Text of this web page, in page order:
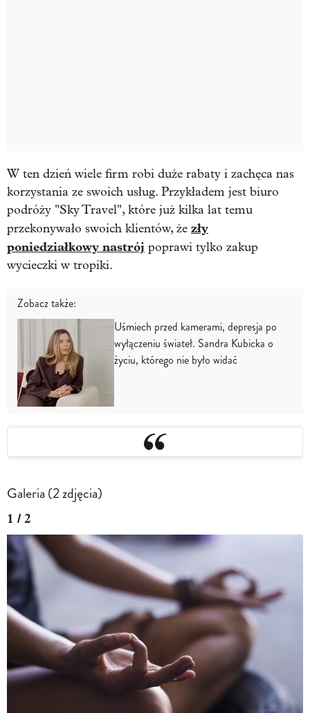
W ten dzień wiele firm robi duże rabaty i zachęca nas
korzystania ze swoich usług. Przykładem jest biuro
podróży "Sky Travel", które już kilka lat temu
przekonywało swoich klientów, że zły
poniedziałkowy nastrój poprawi tylko zakup
wycieczki w tropiki.
Zobacz także:
Uśmiech przed kamerami, depresja po
wyłączeniu świateł. Sandra Kubicka o
życiu, którego nie było widać
Galeria (2 zdjęcia)
1 / 2